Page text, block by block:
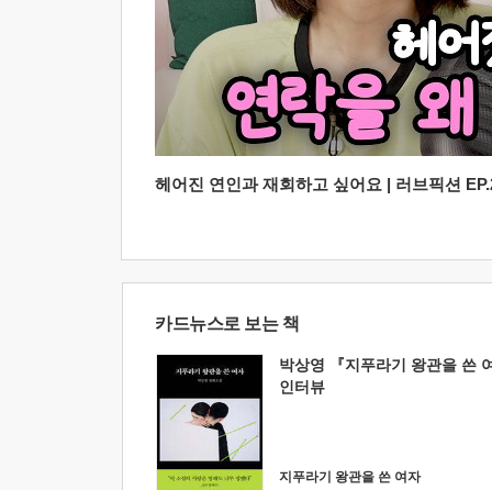
헤어진 연인과 재회하고 싶어요 | 러브픽션
카드뉴스로 보는 책
박상영 『지푸라기 왕관을 쓴
인터뷰
지푸라기 왕관을 쓴 여자